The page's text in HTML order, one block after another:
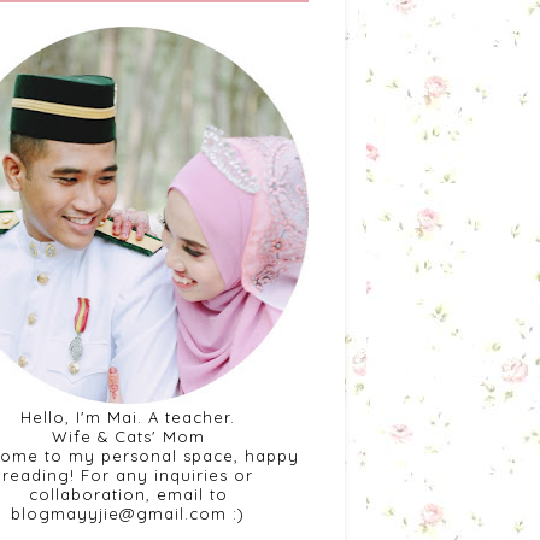
Hello, I'm Mai. A teacher.
Wife & Cats' Mom
to my personal space, happy
reading! For any inquiries or
collaboration, email to
blogmayyjie@gmail.com :)